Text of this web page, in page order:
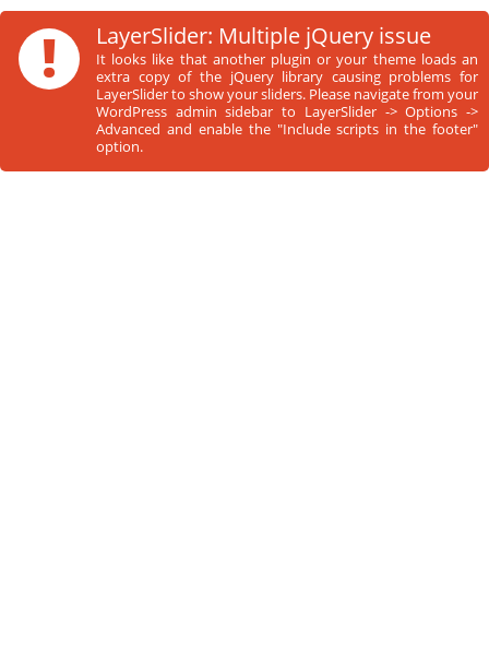
! LayerSlider: Multiple jQuery issue
It looks like that another plugin or your theme loads an
extra copy of the jQuery library causing problems for
LayerSlider to show your sliders. Please navigate from your
WordPress admin sidebar to LayerSlider -> Options ->
Advanced and enable the "Include scripts in the footer"
option.